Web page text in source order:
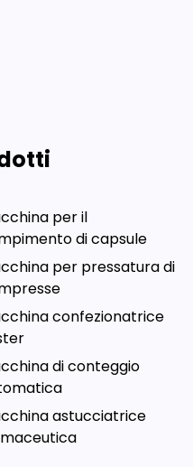
per il
di capsule
per pressatura di
confezionatrice
di conteggio
astucciatrice